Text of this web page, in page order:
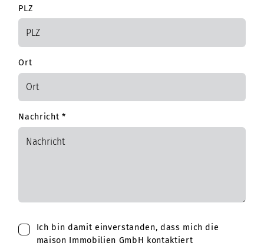
PLZ
Ort
Nachricht *
Ich bin damit einverstanden, dass mich die
maison Immobilien GmbH kontaktiert